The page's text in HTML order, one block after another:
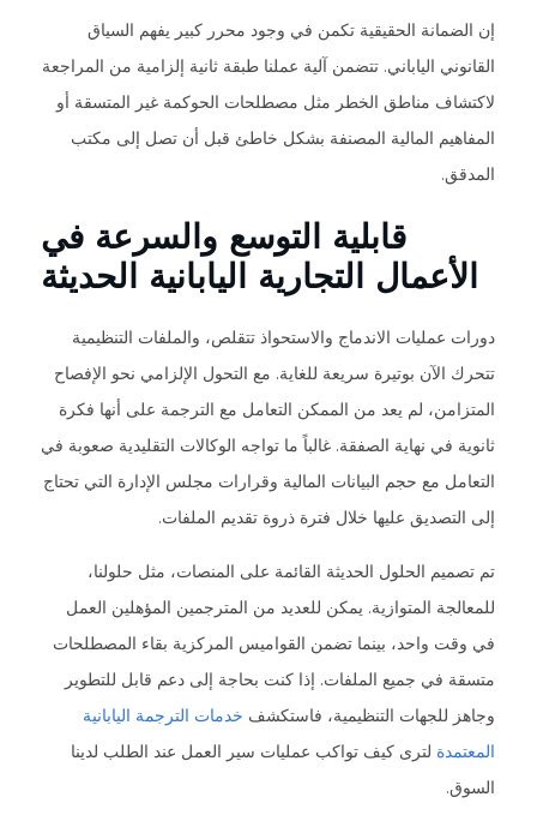
إن الضمانة الحقيقية تكمن في وجود محرر كبير يفهم السياق
القانوني الياباني. تتضمن آلية عملنا طبقة ثانية إلزامية من المراجعة
لاكتشاف مناطق الخطر مثل مصطلحات الحوكمة غير المتسقة أو
المفاهيم المالية المصنفة بشكل خاطئ قبل أن تصل إلى مكتب
المدقق.
قابلية التوسع والسرعة في
الأعمال التجارية اليابانية الحديثة
دورات عمليات الاندماج والاستحواذ تتقلص، والملفات التنظيمية
تتحرك الآن بوتيرة سريعة للغاية. مع التحول الإلزامي نحو الإفصاح
المتزامن، لم يعد من الممكن التعامل مع الترجمة على أنها فكرة
ثانوية في نهاية الصفقة. غالباً ما تواجه الوكالات التقليدية صعوبة في
التعامل مع حجم البيانات المالية وقرارات مجلس الإدارة التي تحتاج
إلى التصديق عليها خلال فترة ذروة تقديم الملفات.
تم تصميم الحلول الحديثة القائمة على المنصات، مثل حلولنا،
للمعالجة المتوازية. يمكن للعديد من المترجمين المؤهلين العمل
في وقت واحد، بينما تضمن القواميس المركزية بقاء المصطلحات
متسقة في جميع الملفات. إذا كنت بحاجة إلى دعم قابل للتطوير
وجاهز للجهات التنظيمية، فاستكشف خدمات الترجمة اليابانية
المعتمدة لترى كيف تواكب عمليات سير العمل عند الطلب لدينا
السوق.